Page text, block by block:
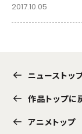
2017.10.05
ニューストッ
作品トップに
アニメトップ